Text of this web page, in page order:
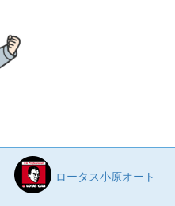
ロータス小原オート